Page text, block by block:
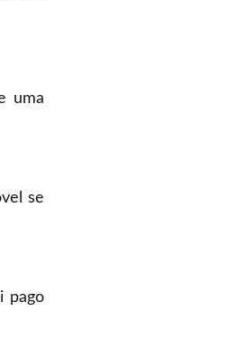
uma
se
pago